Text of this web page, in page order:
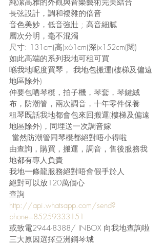
純潔高雅的外觀與音樂藝術完美結合
長弦設計，調和複雜的倍音
音色美妙，低音強壯 ; 高音細膩
層次分明，毫不混濁
尺寸: 131cm(高)x61cm(深)x152cm(闊)
如此高端的系列我地可租可買
喺我地呢度買琴， 我地包搬運(樓梯及偏遠
地區除外)
仲要包哂琴櫈，拍子機，琴套，琴鍵絨
布，防潮管，兩次調音，十年零件保養
租琴既話我地都會包來回搬運(樓梯及偏遠
地區除外)，同埋送一次調音嫁
當然防潮管同琴櫈都絕對唔小得啦
由查詢，購買，搬運，調音，售後服務我
地都有專人負責
我地一條龍服務絕對唔會假手於人
絕對可以放120萬個心
查詢
http://api.whatsapp.com/send?
phone=85259333151
或致電2944-8388/ INBOX 向我地查詢啦
三大原因選擇亞洲鋼琴城